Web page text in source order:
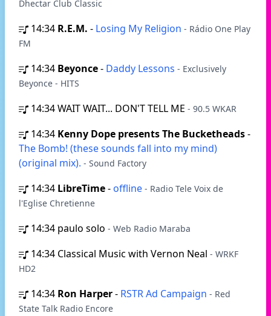
Dhectar Club Classic
14:34 R.E.M. - Losing My Religion - Rádio One Play
FM
14:34 Beyonce- Daddy Lessons - Exclusively
Beyonce - HITS
14:34WAIT WAIT... DON'T TELL ME - 90.5 WKAR
14:34 Kenny Dope presents The Bucketheads-
The Bomb! (these sounds fall into my mind)
(original mix). - Sound Factory
14:34 LibreTime- offline - Radio Tele Voix de
l'Eglise Chretienne
14:34 paulo solo - Web Radio Maraba
14:34 Classical Music with Vernon Neal - WRKF
HD2
14:34 Ron Harper- RSTR Ad Campaign - Red
State Talk Radio Encore